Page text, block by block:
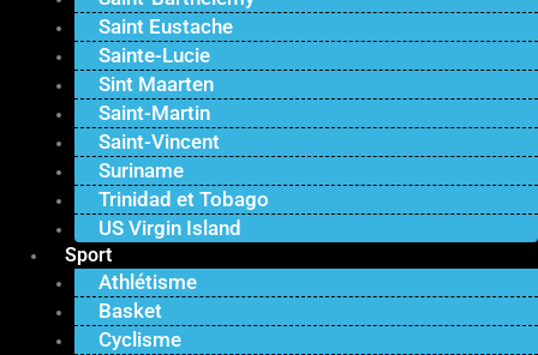
Saint Eustache
Sainte-Lucie
Sint Maarten
Saint-Martin
Saint-Vincent
Suriname
Trinidad et Tobago
US Virgin Island
Sport
Athlétisme
Basket
Cyclisme